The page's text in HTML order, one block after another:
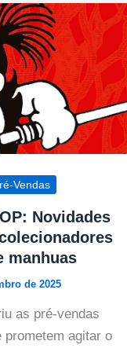
Vendas
Novidades
manhuas
de 2025
as pré-vendas
agitar o